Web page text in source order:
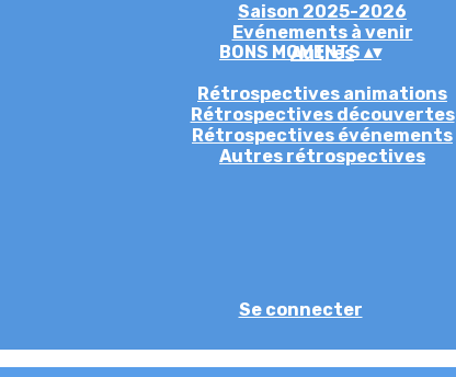
Saison 2025-2026
Evénements à venir
Autres
BONS MOMENTS ▴▾
Rétrospectives animations
Rétrospectives découvertes
Rétrospectives événements
Autres rétrospectives
Se connecter